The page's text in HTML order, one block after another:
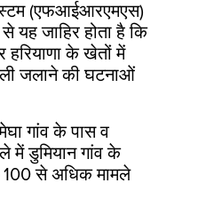
(एफआईआरएमएस)
यह जाहिर होता है कि
के खेतों में
जलाने की घटनाओं
गांव के पास व
में डुमियान गांव के
100से अधिक मामले